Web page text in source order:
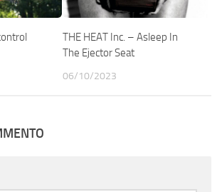
THE HEAT Inc. – Asleep In
The Ejector Seat
06/10/2023